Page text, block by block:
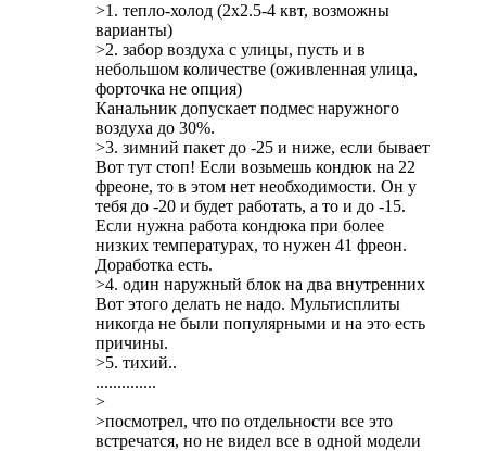
>1. тепло-холод (2х2.5-4 квт, возможны
варианты)
>2. забор воздуха с улицы, пусть и в
небольшом количестве (оживленная улица,
форточка не опция)
Канальник допускает подмес наружного
воздуха до 30%.
>3. зимний пакет до -25 и ниже, если бывает
Вот тут стоп! Если возьмешь кондюк на 22
фреоне, то в этом нет необходимости. Он у
тебя до -20 и будет работать, а то и до -15.
Если нужна работа кондюка при более
низких температурах, то нужен 41 фреон.
Доработка есть.
>4. один наружный блок на два внутренних
Вот этого делать не надо. Мультисплиты
никогда не были популярными и на это есть
причины.
>5. тихий..
..............
>
>посмотрел, что по отдельности все это
встречатся, но не видел все в одной модели